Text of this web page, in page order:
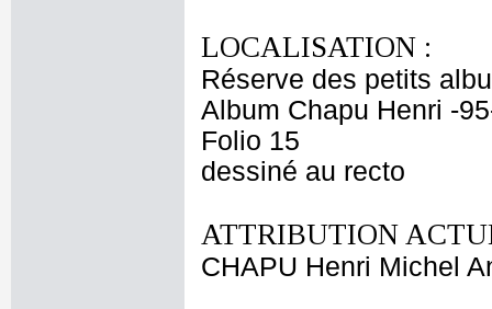
LOCALISATION :
Réserve des petits
Album Chapu Henri -
Folio 15
dessiné au recto
ATTRIBUTION
CHAPU Henri Michel